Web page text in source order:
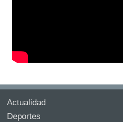
Actualidad
Deportes